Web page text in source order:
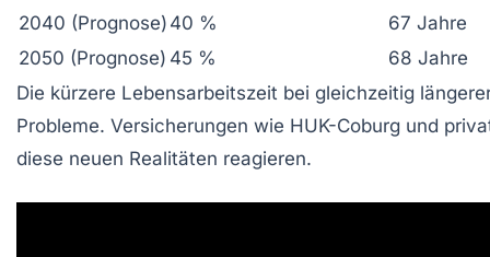
2040 (Prognose) 40 %
67 Jahre
2050 (Prognose) 45 %
68 Jahre
Die kürzere Lebensarbeitszeit bei gleichzeitig
Probleme. Versicherungen wie HUK-Coburg und
diese neuen Realitäten reagieren.